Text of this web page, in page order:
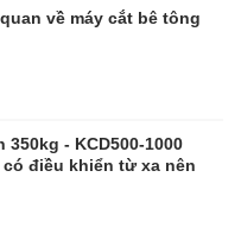
về máy cắt bê tông
- KCD500-1000
điều khiển từ xa nên